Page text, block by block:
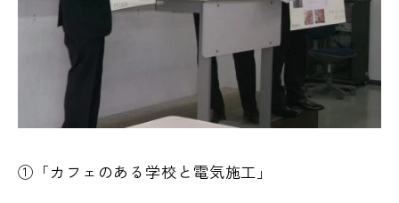
①「カフェのある学校と電気施工」